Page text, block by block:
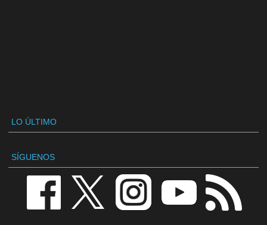
LO ÚLTIMO
SÍGUENOS